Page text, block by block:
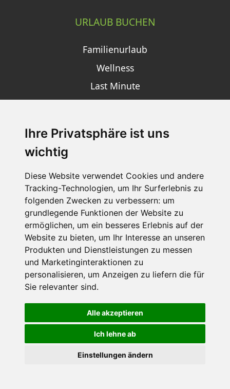
Ihre Privatsphäre ist uns
wichtig
Diese Website verwendet Cookies und andere
Tracking-Technologien, um Ihr Surferlebnis zu
folgenden Zwecken zu verbessern: um
grundlegende Funktionen der Website zu
ermöglichen, um ein besseres Erlebnis auf der
Website zu bieten, um Ihr Interesse an unseren
Produkten und Dienstleistungen zu messen
und Marketinginteraktionen zu
personalisieren, um Anzeigen zu liefern die für
Sie relevanter sind.
Alle akzeptieren
Ich lehne ab
Einstellungen ändern
URLAUB BUCHEN
Familienurlaub
Wellness
Last Minute
SCHNEEHÖHEN SKI APP
Die Schneehoehen Ski APP für iOS und Android - Ein
Muss für alle Wintersportler und Schneefreaks!
Impressum
Datenschutz
Nutzungsbedingungen
Portale
FAQ Newsletter Mediadaten
©2026 Schneemenschen GmbH